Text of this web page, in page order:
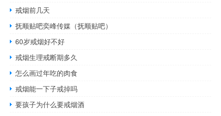
戒烟前几天
抚顺贴吧奕峰传媒（抚顺贴吧）
60岁戒烟好不好
戒烟生理戒断期多久
怎么画过年吃的肉食
戒烟能一下子戒掉吗
要孩子为什么要戒烟酒